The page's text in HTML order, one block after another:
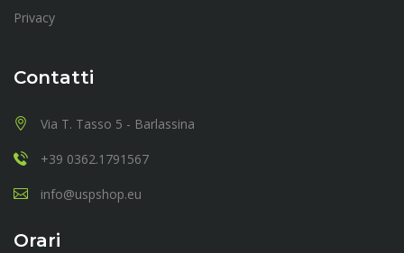
Privacy
Contatti
Via T. Tasso 5 - Barlassina
+39 0362.1791567
info@uspshop.eu
Orari